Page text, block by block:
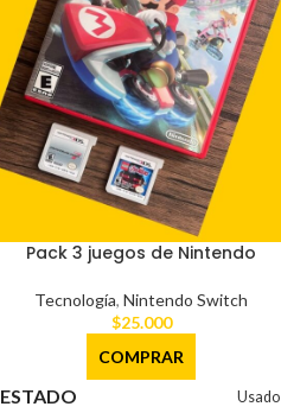
Pack 3 juegos de Nintendo
Tecnología, Nintendo Switch
$25.000
COMPRAR
ESTADO Usado